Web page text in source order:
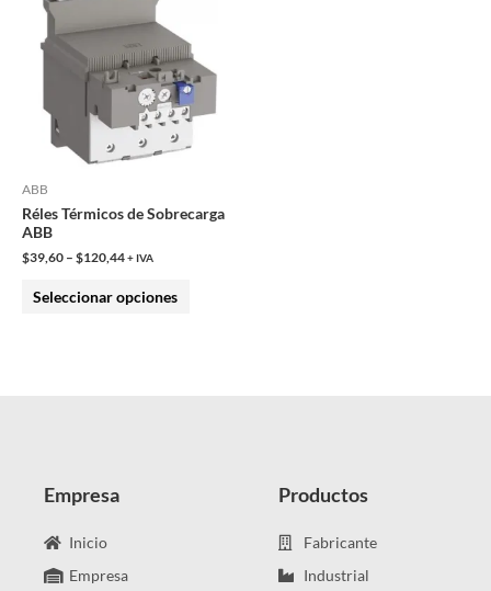
ABB
Réles Térmicos de Sobrecarga
ABB
$39,60 – $120,44+ IVA
Seleccionar opciones
múltiples
variantes.
Las
elegir
Empresa
Inicio
Empresa
Productos
Fabricante
Industrial